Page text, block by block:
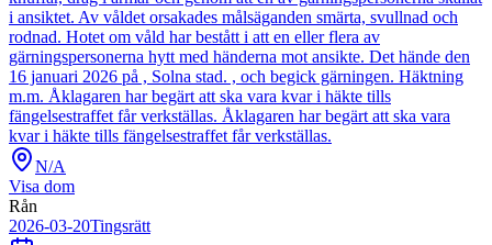
i ansiktet. Av våldet orsakades målsäganden smärta, svullnad och
rodnad. Hotet om våld har bestått i att en eller flera av
gärningspersonerna hytt med händerna mot ansikte. Det hände den
16 januari 2026 på , Solna stad. , och begick gärningen. Häktning
m.m. Åklagaren har begärt att ska vara kvar i häkte tills
fängelsestraffet får verkställas. Åklagaren har begärt att ska vara
kvar i häkte tills fängelsestraffet får verkställas.
N/A
Visa dom
Rån
2026-03-20Tingsrätt